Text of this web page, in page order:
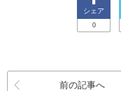
シェア
0
前の記事へ